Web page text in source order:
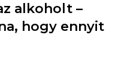
alkoholt –
hogy ennyit